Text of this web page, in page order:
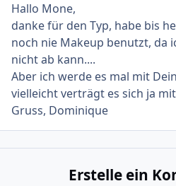
Hallo Mone,
danke für den Typ, habe bis
noch nie Makeup benutzt, da
nicht ab kann....
Aber ich werde es mal mit
vielleicht verträgt es sich ja
Gruss, Dominique
Erstelle ein